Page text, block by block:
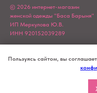
Пользуясь сайтом, вы
© 2026 интернет-магазин
женской одежды "Баса Барыня"
ИП Меркулова Ю.В.
ИНН 920152039289
Made on